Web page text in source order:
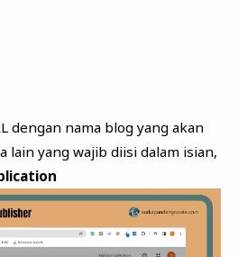
dengan nama blog yang akan
lain yang wajib diisi dalam isian,